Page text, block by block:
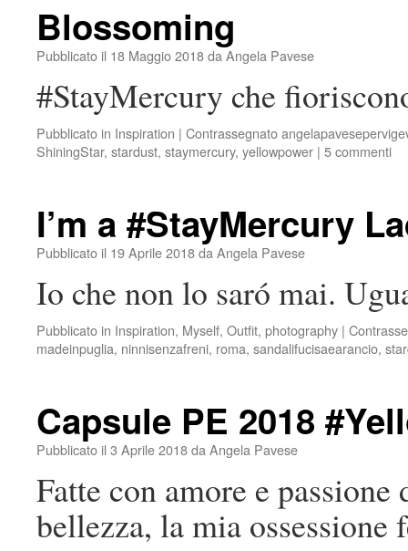
Blossoming
Pubblicato il 18 Maggio 2018da Angela Pavese
#StayMercury che
Pubblicato in Inspiration | Contrassegnato
ShiningStar, stardust, staymercury, yellowpower | 5 commenti
I’m a #StayMercury
Pubblicato il 19 Aprile 2018da Angela Pavese
Io che non lo saró mai.
Pubblicato in Inspiration, Myself, Outfit, photography |
madeinpuglia, ninnisenzafreni, roma, sandalifucisaearancio,
Capsule PE 2018
Pubblicato il 3 Aprile 2018da Angela Pavese
Fatte con amore e
bellezza, la mia ossessione